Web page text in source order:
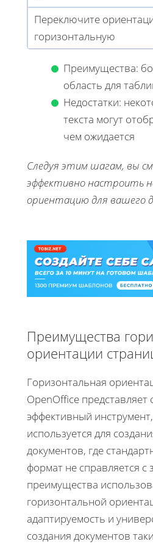
Переключите
горизонтальную
Преимущества:
область для
Недостатки:
текста могут
чем ожидается
Следуя этим шагам, вы
эффективно настроить
ориентацию для вашего
Преимущества
ориентации
Горизонтальная
OpenOffice представляет
эффективный
используется для
документов, где
формат не справляется
преимущества
горизонтальной
адаптируемость и
создания документов